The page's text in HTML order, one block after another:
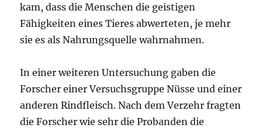
kam, dass die Menschen die geistigen
Fähigkeiten eines Tieres abwerteten, je mehr
sie es als Nahrungsquelle wahrnahmen.
In einer weiteren Untersuchung gaben die
Forscher einer Versuchsgruppe Nüsse und einer
anderen Rindfleisch. Nach dem Verzehr fragten
die Forscher wie sehr die Probanden die